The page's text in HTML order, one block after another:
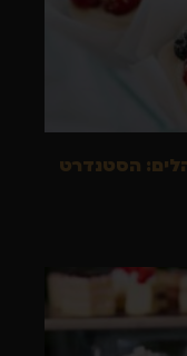
הסטנדרט